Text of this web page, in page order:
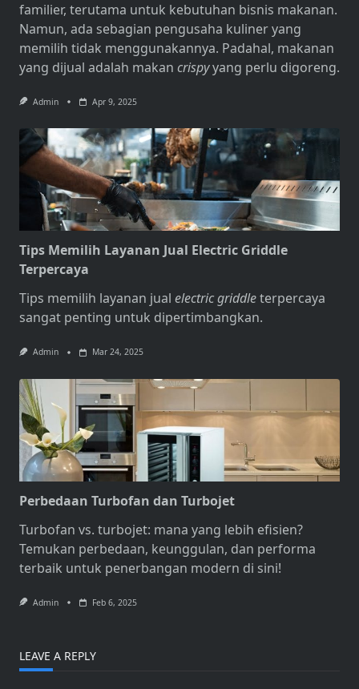
familier, terutama untuk kebutuhan bisnis makanan.
Namun, ada sebagian pengusaha kuliner yang
memilih tidak menggunakannya. Padahal, makanan
yang dijual adalah makan crispyyang perlu digoreng.
Admin Apr 9, 2025
Tips Memilih Layanan Jual Electric Griddle
Terpercaya
Tips memilih layanan jual electric griddleterpercaya
sangat penting untuk dipertimbangkan.
Admin Mar 24, 2025
Perbedaan Turbofan dan Turbojet
Turbofan vs. turbojet: mana yang lebih efisien?
Temukan perbedaan, keunggulan, dan performa
terbaik untuk penerbangan modern di sini!
Admin Feb 6, 2025
LEAVE A REPLY